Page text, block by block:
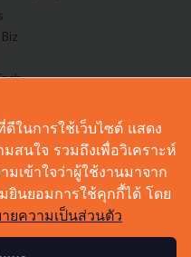
ในการใช้เว็บไซต์ แสดง
สนใจ รวมถึงเพื่อวิเคราะห์
มเข้าใจว่าผู้ใช้งานมาจาก
ยินยอมการใช้คุกกี้ได้ โดย
ยความเป็นส่วนตัว